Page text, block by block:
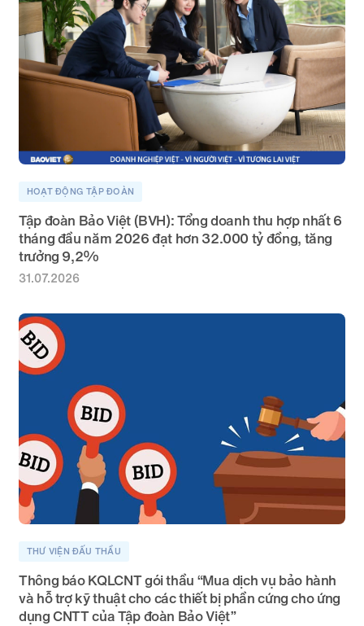
HOẠT ĐỘNG TẬP ĐOÀN
Tập đoàn Bảo Việt (BVH): Tổng doanh thu hợp nhất 6
tháng đầu năm 2026 đạt hơn 32.000 tỷ đồng, tăng
trưởng 9,2%
31.07.2026
THƯ VIỆN ĐẤU THẦU
Thông báo KQLCNT gói thầu “Mua dịch vụ bảo hành
và hỗ trợ kỹ thuật cho các thiết bị phần cứng cho ứng
dụng CNTT của Tập đoàn Bảo Việt”